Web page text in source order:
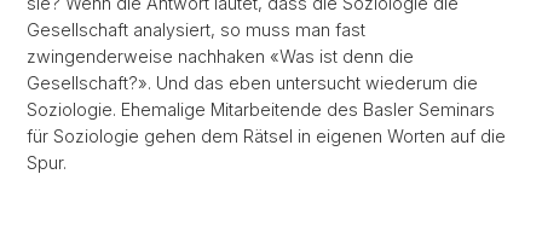
Gesellschaft analysiert, so muss man fast
zwingenderweise nachhaken «Was ist denn die
Gesellschaft?». Und das eben untersucht wiederum die
Soziologie. Ehemalige Mitarbeitende des Basler Seminars
für Soziologie gehen dem Rätsel in eigenen Worten auf die
Spur.